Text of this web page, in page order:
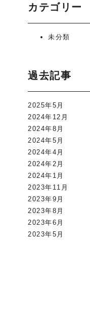
カテゴリー
未分類
過去記事
2025年5月
2024年12月
2024年8月
2024年5月
2024年4月
2024年2月
2024年1月
2023年11月
2023年9月
2023年8月
2023年6月
2023年5月